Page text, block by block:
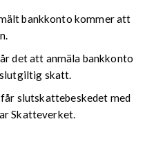
bankkonto kommer att
det att anmäla bankkonto
skatt.
slutskattebeskedet med
Skatteverket.